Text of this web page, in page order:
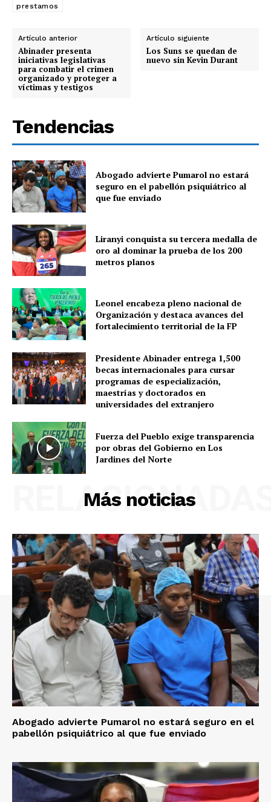
prestamos
Artículo anterior
Abinader presenta
iniciativas legislativas
para combatir el crimen
organizado y proteger a
víctimas y testigos
Artículo siguiente
Los Suns se quedan de
nuevo sin Kevin Durant
Tendencias
Abogado advierte Pumarol no estará
seguro en el pabellón psiquiátrico al
que fue enviado
Liranyi conquista su tercera medalla de
oro al dominar la prueba de los 200
metros planos
Leonel encabeza pleno nacional de
Organización y destaca avances del
fortalecimiento territorial de la FP
Presidente Abinader entrega 1,500
becas internacionales para cursar
programas de especialización,
maestrías y doctorados en
universidades del extranjero
Fuerza del Pueblo exige transparencia
por obras del Gobierno en Los
Jardines del Norte
Más noticias
Abogado advierte Pumarol no estará seguro en el
pabellón psiquiátrico al que fue enviado